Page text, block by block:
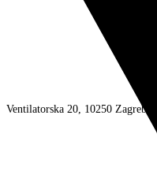
Ventilatorska 20, 10250 Zagreb